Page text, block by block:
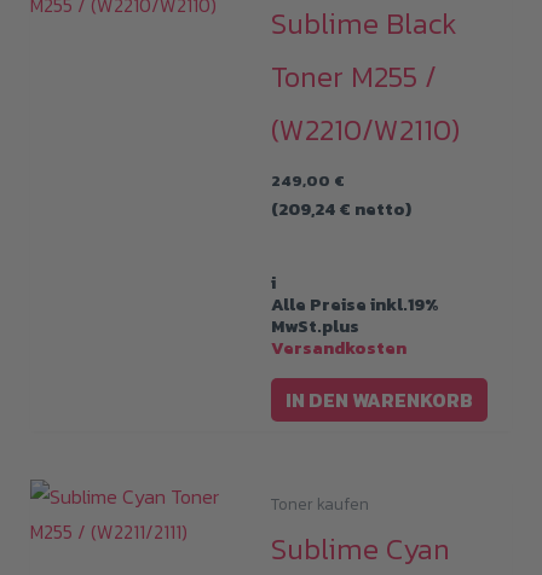
Sublime Black
Toner M255 /
(W2210/W2110)
249,00 €
(209,24€ netto)
i
Alle Preise inkl.19%
MwSt.plus
Versandkosten
IN DEN WARENKORB
Toner kaufen
Sublime Cyan